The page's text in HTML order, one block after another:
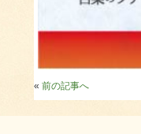
« 前の記事へ